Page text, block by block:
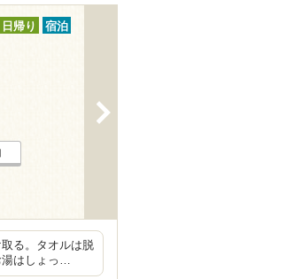
日帰り 宿泊
る。タオルは脱
湯はしょっ…